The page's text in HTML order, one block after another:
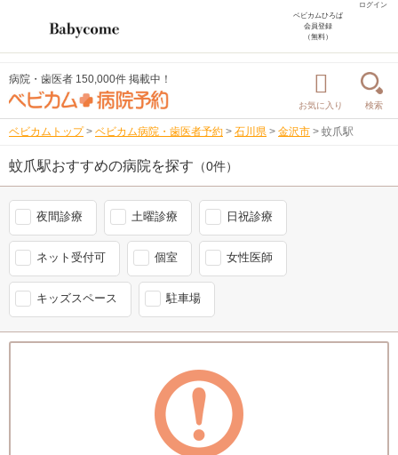
ログイン
ベビカムひろば
会員登録
（無料）
病院・歯医者 150,000件 掲載中！
お気に入り 検索
ベビカムトップ > ベビカム病院・歯医者予約 > 石川県 > 金沢市 > 蚊爪駅
蚊爪駅おすすめの病院を探す （0件）
夜間診療 土曜診療 日祝診療
ネット受付可 個室 女性医師
キッズスペース 駐車場